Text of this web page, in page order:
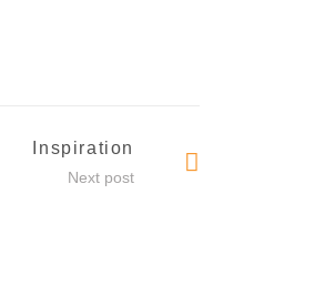
Inspiration
Next post